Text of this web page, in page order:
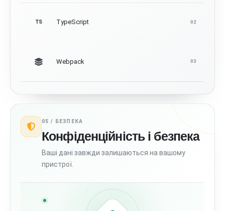
TS TypeScript 02
Webpack 03
05 / БЕЗПЕКА
Конфіденційність і безпека
Ваші дані завжди залишаються на вашому
пристрої.